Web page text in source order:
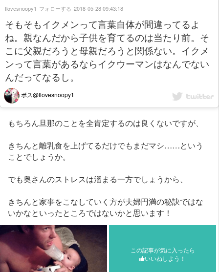
そもそもイクメンって言葉自体が間違ってるよ
ね。親なんだから子供を育てるのは当たり前。そ
こに父親だろうと母親だろうと関係ない。イクメ
ンって言葉があるならイクウーマンはなんでない
んだってなるし。
ボス@Ilovesnoopy1
Ilovesnoopy1 フォローする 2018-05-28 09:43:18
もちろん旦那のことを全肯定するのは良くないですが、
きちんと離乳食を上げてるだけでもまだマシ……という
ことでしょうか。
でも奥さんのストレスは溜まる一方でしょうから、
きちんと家事をこなしていく方が夫婦円満の秘訣ではな
いかなといったところではないかと思います！
この記事が気に入ったら
いいねしよう！